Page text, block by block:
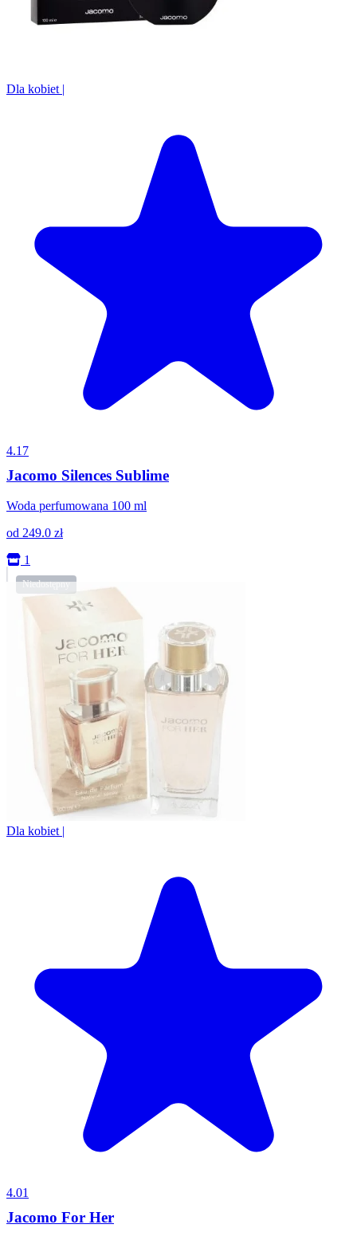
Dla kobiet |
4.17
Jacomo Silences Sublime
Woda perfumowana 100 ml
od 249.0 zł
1
Dla kobiet
4.01
Jacomo For Her